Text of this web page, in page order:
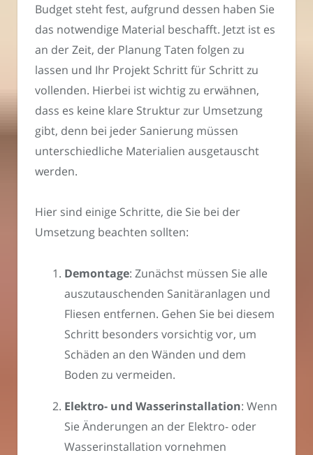
Budget steht fest, aufgrund dessen haben Sie
das notwendige Material beschafft. Jetzt ist es
an der Zeit, der Planung Taten folgen zu
lassen und Ihr Projekt Schritt für Schritt zu
vollenden. Hierbei ist wichtig zu erwähnen,
dass es keine klare Struktur zur Umsetzung
gibt, denn bei jeder Sanierung müssen
unterschiedliche Materialien ausgetauscht
werden.
Hier sind einige Schritte, die Sie bei der
Umsetzung beachten sollten:
Demontage: Zunächst müssen Sie alle
auszutauschenden Sanitäranlagen und
Fliesen entfernen. Gehen Sie bei diesem
Schritt besonders vorsichtig vor, um
Schäden an den Wänden und dem
Boden zu vermeiden.
Elektro- und Wasserinstallation: Wenn
Sie Änderungen an der Elektro- oder
Wasserinstallation vornehmen